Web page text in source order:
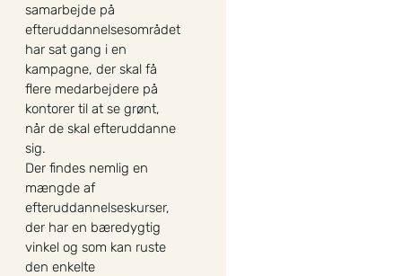
samarbejde på
efteruddannelsesområdet
har sat gang i en
kampagne, der skal få
flere medarbejdere på
kontorer til at se grønt,
når de skal efteruddanne
sig.
Der findes nemlig en
mængde af
efteruddannelseskurser,
der har en bæredygtig
vinkel og som kan ruste
den enkelte